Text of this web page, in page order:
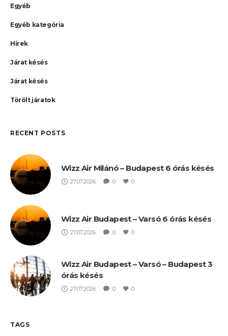
Egyéb
Egyéb kategória
Hírek
Járat késés
Járat késés
Törölt járatok
RECENT POSTS
Wizz Air Milánó – Budapest 6 órás késés
27.07.2026 0 0
Wizz Air Budapest – Varsó 6 órás késés
27.07.2026 0 0
Wizz Air Budapest – Varsó – Budapest 3
órás késés
27.07.2026 0 0
TAGS